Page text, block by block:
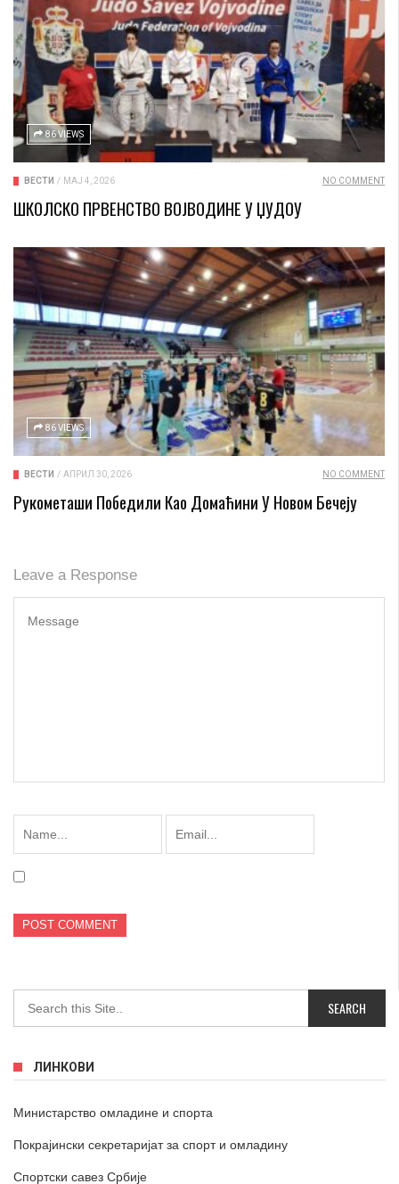
86 VIEWS
ВЕСТИ / МАЈ 4, 2026 NO COMMENT
ШКОЛСКО ПРВЕНСТВО ВОЈВОДИНЕ У ЏУДОУ
86 VIEWS
ВЕСТИ / АПРИЛ 30, 2026 NO COMMENT
Рукометаши Победили Као Домаћини У Новом Бечеју
Leave a Response
ЛИНКОВИ
Министарство омладине и спорта
Покрајински секретаријат за спорт и омладину
Спортски савез Србије